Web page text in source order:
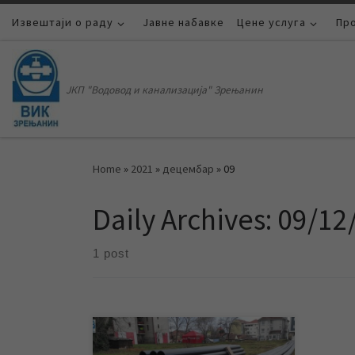
Skip to content
Извештаји о раду Јавне набавке Цене услуга
ЈКП "Водовод и канализација" Зрењанин
Home » 2021 » децембар » 09
Daily Archives: 09/
1 post
У оквиру прве фазе